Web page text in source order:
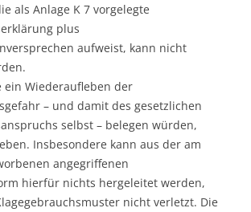
als Anlage K 7 vorgelegte
plus
aufweist, kann nicht
ein Wiederaufleben der
– und damit des gesetzlichen
selbst – belegen würden,
Insbesondere kann aus der am
angegriffenen
hierfür nichts hergeleitet werden,
nicht verletzt. Die